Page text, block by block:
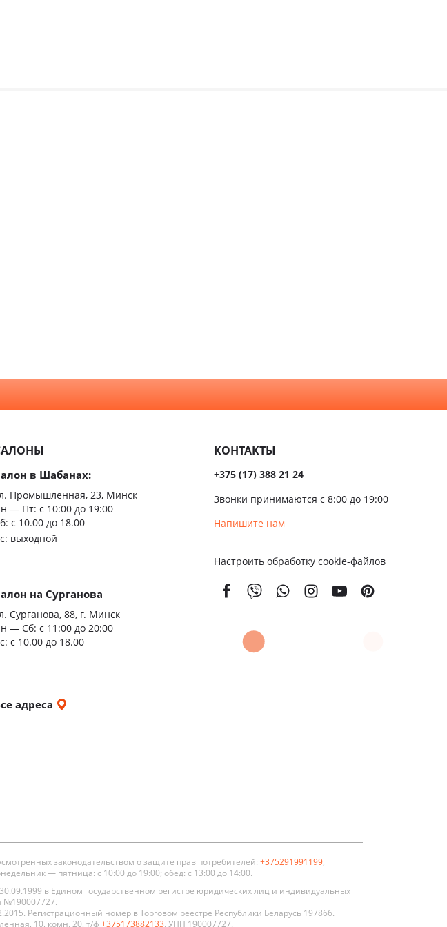
Филенчатые
Двери
повышенной
в Шабанах:
Промышленная, 23, Минск
— Пт: с 10:00 до 19:00
с 10.00 до 18.00
выходной
на Сурганова
Сурганова, 88, г. Минск
— Сб: с 11:00 до 20:00
с 10.00 до 18.00
адреса
КОНТАКТЫ
+375 (17) 388 21 24
Звонки принимаются с 8:00 до 19:00
Напишите нам
Настроить обработку cookie-файлов
законодательством о защите прав потребителей: +375291991199,
— пятница: с 10:00 до 19:00; обед: с 13:00 до 14:00.
в Едином государственном регистре юридических лиц и индивидуальных
№190007727.
Регистрационный номер в Торговом реестре Республики Беларусь 197866.
10, комн. 20, т/ф +375173882133. УНП 190007727.